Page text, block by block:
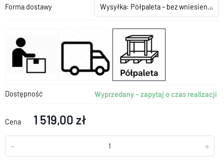
Forma dostawy Wysyłka: Półpaleta – bez wniesienia
Dostępność Wyprzedany – zapytaj o czas realizacji
Cena 1 519,00 zł
- +